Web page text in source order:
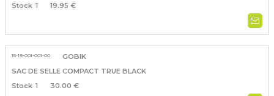
1
19.95 €
15-19-001-001-00
GOBIK
SAC DE SELLE COMPACT TRUE BLACK
1
30.00 €